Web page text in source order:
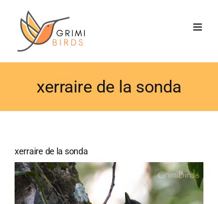
contenido
xerraire de la sonda
xerraire de la sonda